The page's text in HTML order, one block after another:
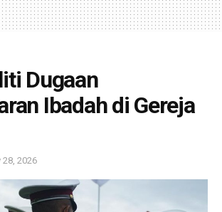
Dugaan
Ibadah di Gereja
28, 2026